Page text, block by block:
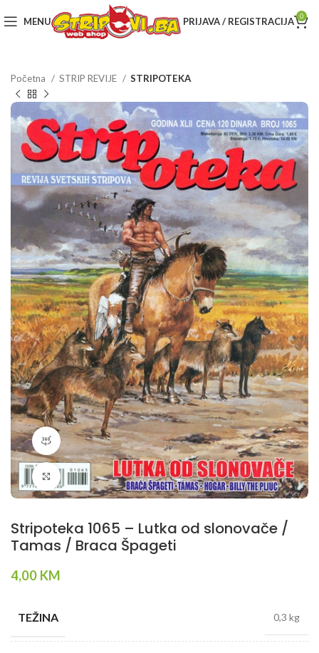
MENU PRIJAVA / REGISTRACIJA 0
Početna STRIP REVIJE STRIPOTEKA
360 product view
Klikni da povečaš
Stripoteka 1065 – Lutka od slonovače /
Tamas / Braca Špageti
4,00 KM
TEŽINA 0,3 kg